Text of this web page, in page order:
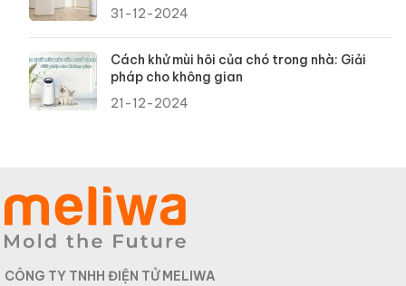
31-12-2024
Cách khử mùi hôi của chó trong nhà: Giải
pháp cho không gian
21-12-2024
CÔNG TY TNHH ĐIỆN TỬ MELIWA